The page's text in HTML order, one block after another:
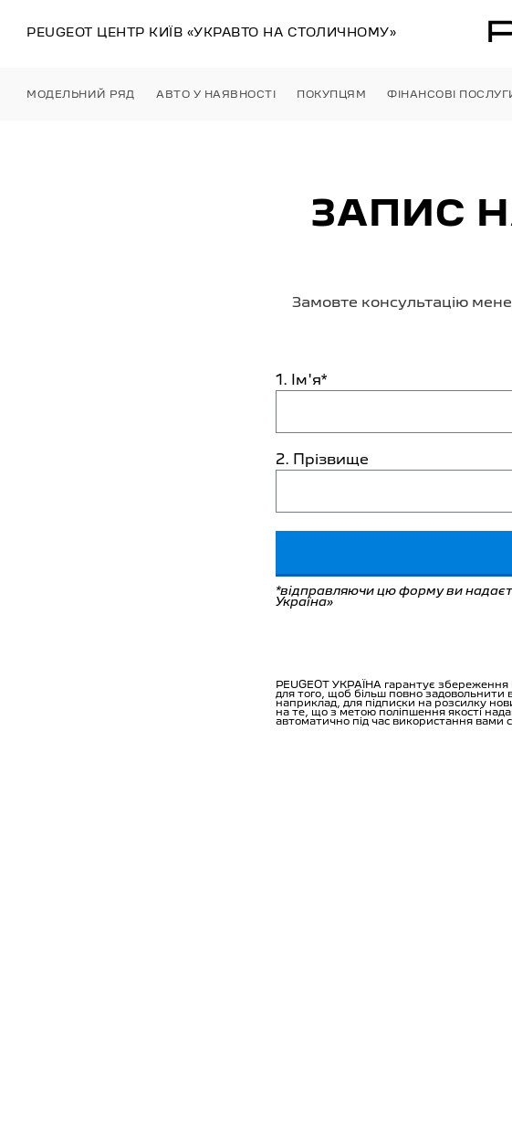
PEUGEOT ЦЕНТР КИЇВ «УКРАВТО НА СТОЛИЧНОМУ»
МОДЕЛЬНИЙ РЯД АВТО У НАЯВНОСТІ ПОКУПЦЯМ ФІНАНСОВІ
ЗАПИС
Замовте консультацію